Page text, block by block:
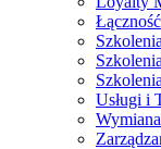
Usługi i